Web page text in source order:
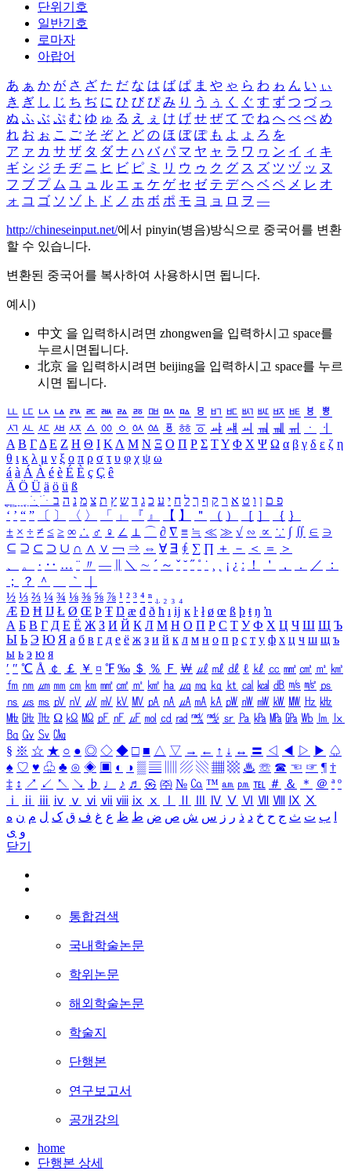
단위기호
일반기호
로마자
아랍어
あ ぁ か が さ ざ た だ な は ば ぱ ま や ゃ ら わ ゎ ん い ぃ
き ぎ し じ ち ぢ に ひ び ぴ み り う ぅ く ぐ す ず つ づ っ
ぬ ふ ぶ ぷ む ゆ ゅ る え ぇ け げ せ ぜ て で ね へ べ ぺ め
れ お ぉ こ ご そ ぞ と ど の ほ ぼ ぽ も よ ょ ろ を
ア ァ カ サ ザ タ ダ ナ ハ バ パ マ ヤ ャ ラ ワ ヮ ン イ ィ キ
ギ シ ジ チ ヂ ニ ヒ ビ ピ ミ リ ウ ゥ ク グ ス ズ ツ ヅ ッ ヌ
フ ブ プ ム ユ ュ ル エ ェ ケ ゲ セ ゼ テ デ ヘ ベ ペ メ レ オ
ォ コ ゴ ソ ゾ ト ド ノ ホ ボ ポ モ ヨ ョ ロ ヲ ―
http://chineseinput.net/에서 pinyin(병음)방식으로 중국어를 변환
할 수 있습니다.
변환된 중국어를 복사하여 사용하시면 됩니다.
예시)
中文 을 입력하시려면 zhongwen을 입력하시고 space를
누르시면됩니다.
北京 을 입력하시려면 beijing을 입력하시고 space를 누르
시면 됩니다.
ㅥ ㅦ ㅧ ㅨ ㅩ ㅪ ㅫ ㅬ ㅭ ㅮ ㅯ ㅰ ㅱ ㅲ ㅳ ㅴ ㅵ ㅶ ㅷ ㅸ
ㅹ
ㅺ ㅻ ㅼ ㅽ ㅾ ㅿ ㆀ ㆁ ㆂ ㆃ ㆄ ㆅ ㆆ ㆇ ㆈ ㆉ ㆊ ㆋ ㆌ ㆍ
ㆎ
Α Β ΓΔ Ε Ζ Η Θ Ι ΚΛ Μ Ν Ξ Ο Π Ρ Σ ΤΥ Φ Χ Ψ Ω α β γ δ ε ζ η
θ ι κ λ μ ν ξ ο π ρ σ τ υ φ χ ψ ω
á à Á À é è É È ç Ç ê
Ä Ö Ü ä ö ü ß
ִֶֹ ֻּ ׁׂ פ ם ן ו ט א ר ק ף ך ל ח י ע כ ג ד ש ץ ת צ מ נ ה ב
‘ ’ “ ” 〔 〕 〈 〉 「 」 『 』 【 】 ＂ （ ） ［ ］ ｛ ｝
± × ÷ ≠ ≤ ≥ ∞ ∴ ♂ ♀ ∠ ⊥ ⌒ ∂ ∇ ≡ ≒ ≪ ≫ √ ∽ ∝ ∵ ∫ ∬ ∈ ∋
⊆ ⊇ ⊂ ⊃ ∪ ∩ ∧ ∨ ￢ ⇒ ⇔ ∀ ∃ ∮ ∑ ∏ ＋ － ＜ ＝
＞
、
。 · ‥ … ¨ 〃 ― ＼ ∼ ´ ～ ˇ ˘ ˝ ˚ ˙ ¸ ¡ ¿ ː ！ ＇ ， ． ／
：
；
？ ＾ ｀
½ ⅓ ⅔ ¼ ¾ ⅛ ⅜ ⅝ ⅞ ¹ ² ³ ⁴ ⁿ ₁ ₂ ₃ ₄
Æ Ð Ħ Ĳ Ł Ø Œ Þ Ŧ Ŋ æ đ ð ħ ı ĳ ĸ ŀ ł ø œ ß þ ŧ ŋ ŉ
А Б В Г Д Е Ё Ж З И Й К Л М Н О П Р С Т У Ф Х Ц Ч Ш Щ Ъ
Ы Ь Э Ю Я а б в г д е ё ж з и й к л м н о п р с т у ф х ц ч ш щ ъ
ы ь э ю я
′ ″ ℃ Å ￠ ￡ ￥ ¤ ℉ ‰ ＄ ％ Ｆ ￦ ㎕ ㎖ ㎗ ℓ ㎘ ㏄ ㎣ ㎤ ㎥ ㎦
㎙ ㎚ ㎛ ㎜ ㎝ ㎞ ㎟ ㎠ ㎡ ㎢ ㏊ ㎍ ㎎ ㎏ ㏏ ㎈ ㎉ ㏈ ㎧ ㎨ ㎰
㎱ ㎲ ㎳ ㎴ ㎵ ㎶ ㎷ ㎸ ㎹ ㎀ ㎁ ㎂ ㎃ ㎄ ㎺ ㎻ ㎽ ㎾ ㎿ ㎐ ㎑
㎒ ㎓ ㎔ Ω ㏀ ㏁ ㎊ ㎋ ㎌ ㏖ ㏅ ㎭ ㎮ ㎯ ㏛ ㎩ ㎪ ㎫ ㎬ ㏝ ㏐
㏓
㏃ ㏉ ㏜ ㏆
§ ※ ☆ ★ ○ ● ◎ ◇ ◆ □ ■ △ ▽ → ← ↑ ↓ ↔ 〓 ◁ ◀ ▷ ▶ ♤
♠ ♡ ♥ ♧ ♣ ⊙ ◈ ▣ ◐ ◑ ▒ ▤ ▨ ▧ ▦ ▩ ♨ ☏ ☎ ☜ ☞ ¶ †
‡ ↕ ↗ ↙ ↖ ↘ ♭ ♩ ♪ ♬ ㉿ ㈜ № ㏇ ™ ㏂ ㏘ ℡ ＃ ＆ ＊ ＠ ª º
ⅰ
ⅱ ⅲ ⅳ ⅴ ⅵ ⅶ ⅷ ⅸ ⅹ Ⅳ Ⅴ Ⅵ Ⅶ Ⅷ Ⅸ Ⅹ
ب ت ث ج ح خ د ذ ر ز س ش ص ض ط ظ ع غ ف ق ک ل م ن ه
و ی
닫기
통합검색
국내학술논문
학위논문
해외학술논문
학술지
단행본
연구보고서
공개강의
home
단행본 상세